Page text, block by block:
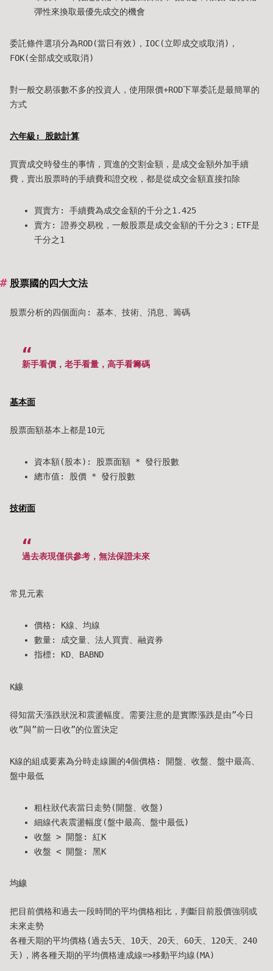
彈性來換取最優先成交的機會
委託條件選項分為ROD(當日有效)，IOC(立即成交或取消)，
FOK(全部成交或取消)
對一般交易張數不多的投資人，使用限價+ROD下單委託是最簡單的
方式
六年級: 股款計算
買賣成交時發生的事情，買進的交割金額，是成交金額外加手續
費，賣出股票時的手續費和證交稅，都是從成交金額直接扣除
買賣方: 手續費為成交金額的千分之1.425
賣方: 證券交易稅，一般股票是成交金額的千分之3；ETF是
千分之1
股票國的四大文法
股票分析的四個面向: 基本、技術、消息、籌碼
新手看價，老手看量，高手看籌碼
基本面
股票面額基本上都是10元
資本額(股本): 股票面額 * 發行股數
總市值: 股價 * 發行股數
技術面
過去表現僅供參考，無法保證未來
常見元素
價格: K線、均線
數量: 成交量、法人買賣、融資券
指標: KD、BABND
K線
得知當天漲跌狀況和震盪幅度。需要注意的是實際漲跌是由”今日
收”與”前一日收”的位置決定
K線的組成要素為分時走線圖的4個價格: 開盤、收盤、盤中最高、
盤中最低
粗柱狀代表當日走勢(開盤、收盤)
細線代表震盪幅度(盤中最高、盤中最低)
收盤 > 開盤: 紅K
收盤 < 開盤: 黑K
均線
把目前價格和過去一段時間的平均價格相比，判斷目前股價強弱或
未來走勢
各種天期的平均價格(過去5天、10天、20天、60天、120天、240
天)，將各種天期的平均價格連成線=>移動平均線(MA)